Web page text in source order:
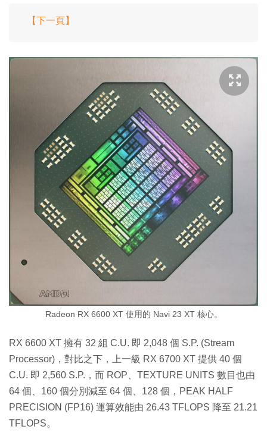
【下一頁】
Radeon RX 6600 XT 使用的 Navi 23 XT 核心。
RX 6600 XT 擁有 32 組 C.U. 即 2,048 個 S.P. (‎Stream
Processor)，對比之下，上一級 RX 6700 XT 提供 40 個
C.U. 即 2,560 S.P.，而 ROP、TEXTURE UNITS 數目也由
64 個、160 個分別減至 64 個、128 個，PEAK HALF
PRECISION (FP16) 運算效能由 26.43 TFLOPS 降至 21.21
TFLOPS。